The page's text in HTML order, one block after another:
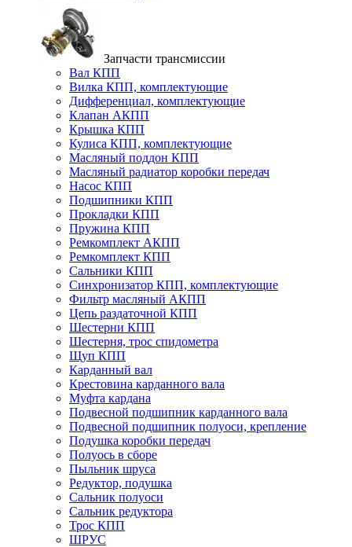
Запчасти трансмиссии
Вал КПП
Вилка КПП, комплектующие
Дифференциал, комплектующие
Клапан АКПП
Крышка КПП
Кулиса КПП, комплектующие
Масляный поддон КПП
Масляный радиатор коробки передач
Насос КПП
Подшипники КПП
Прокладки КПП
Пружина КПП
Ремкомплект АКПП
Ремкомплект КПП
Сальники КПП
Синхронизатор КПП, комплектующие
Фильтр масляный АКПП
Цепь раздаточной КПП
Шестерни КПП
Шестерня, трос спидометра
Щуп КПП
Карданный вал
Крестовина карданного вала
Муфта кардана
Подвесной подшипник карданного вала
Подвесной подшипник полуоси, крепление
Подушка коробки передач
Полуось в сборе
Пыльник шруса
Редуктор, подушка
Сальник полуоси
Сальник редуктора
Трос КПП
ШРУС